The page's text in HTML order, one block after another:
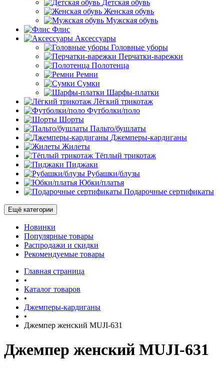
Детская обувь
Женская обувь
Мужская обувь
Флис
Аксессуары
Головные уборы
Перчатки-варежки
Полотенца
Ремни
Сумки
Шарфы-платки
Лёгкий трикотаж
Футболки/поло
Шорты
Пальто/бушлаты
Джемперы-кардиганы
Жилеты
Тёплый трикотаж
Пиджаки
Рубашки/блузы
Юбки/платья
Подарочные сертификаты
Ещё категории
Новинки
Популярные товары
Распродажи и скидки
Рекомендуемые товары
Главная страница
•
Каталог товаров
•
Джемперы-кардиганы
•
Джемпер женский MUJI-631
Джемпер женский MUJI-631